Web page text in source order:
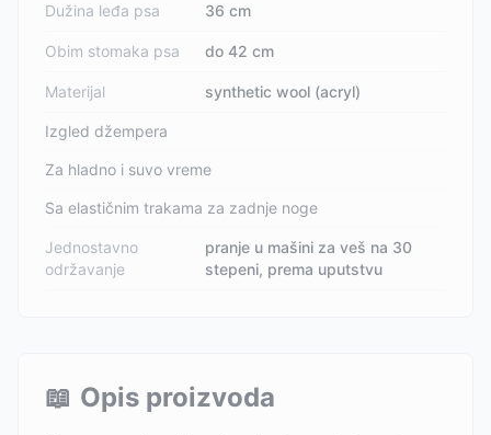
Dužina leđa psa 36 cm
Obim stomaka psa do 42 cm
Materijal synthetic wool (acryl)
Izgled džempera
Za hladno i suvo vreme
Sa elastičnim trakama za zadnje noge
Jednostavno
održavanje
pranje u mašini za veš na 30
stepeni, prema uputstvu
📖 Opis proizvoda